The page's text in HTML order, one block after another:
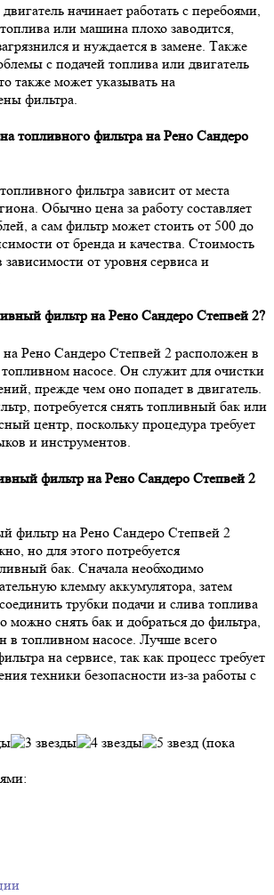
начинает работать с перебоями,
или машина плохо заводится,
и нуждается в замене. Также
с подачей топлива или двигатель
также может указывать на
фильтра.
топливного фильтра на Рено Сандеро
фильтра зависит от места
Обычно цена за работу составляет
а сам фильтр может стоить от 500 до
от бренда и качества. Стоимость
от уровня сервиса и
фильтр на Рено Сандеро Степвей 2?
Рено Сандеро Степвей 2 расположен в
насосе. Он служит для очистки
прежде чем оно попадет в двигатель.
потребуется снять топливный бак или
центр, поскольку процедура требует
и инструментов.
фильтр на Рено Сандеро Степвей 2
фильтр на Рено Сандеро Степвей 2
но для этого потребуется
бак. Сначала необходимо
клемму аккумулятора, затем
трубки подачи и слива топлива
можно снять бак и добраться до фильтра,
в топливном насосе. Лучше всего
на сервисе, так как процесс требует
техники безопасности из-за работы с
(пока